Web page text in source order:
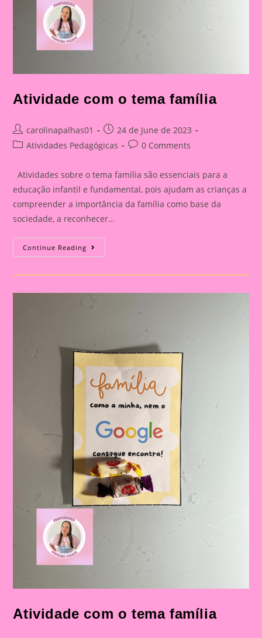
Atividade com o tema família
Post
author:
carolinapalhas01
Post
published:
24 de June de 2023
PostAtividades Pedagógicas
Post0 Comments
Atividades sobre o tema família são essenciais para a
educação infantil e fundamental, pois ajudam as crianças a
compreender a importância da família como base da
sociedade, a reconhecer…
Continue Reading Atividade
Com
Tema
Atividade com o tema família